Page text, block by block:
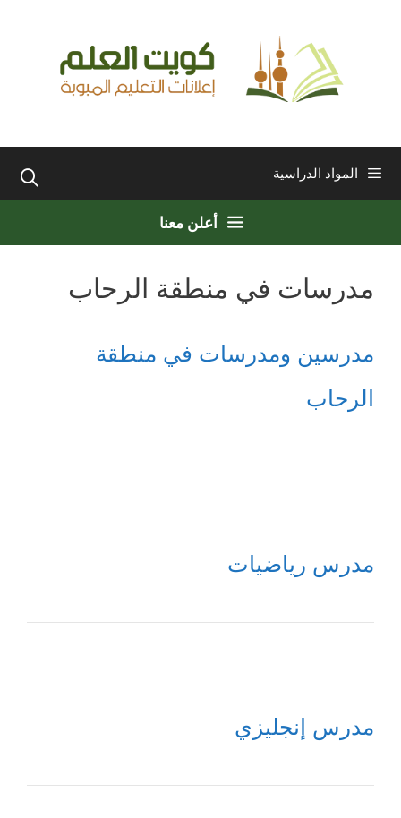
المواد الدراسية
أعلن معنا
مدرسات في منطقة الرحاب
مدرسين ومدرسات في منطقة
الرحاب
مدرس رياضيات
مدرس إنجليزي